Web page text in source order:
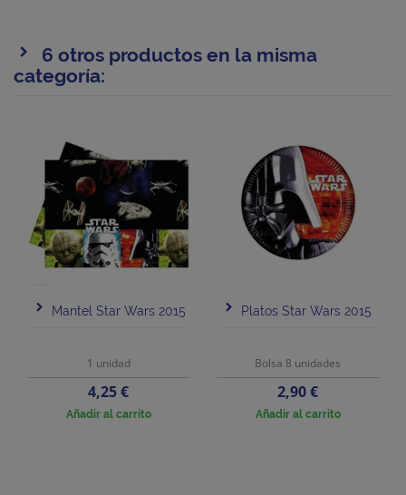
6 otros productos en la misma
categoría:
Mantel Star Wars 2015
1 unidad
Precio
4,25 €
Añadir al carrito
Platos Star Wars 2015
Bolsa 8 unidades
Precio
2,90 €
Añadir al carrito